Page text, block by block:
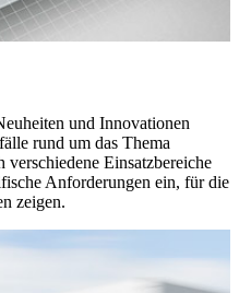
und Innovationen
rund um das Thema
Einsatzbereiche
Anforderungen ein, für die
zeigen.